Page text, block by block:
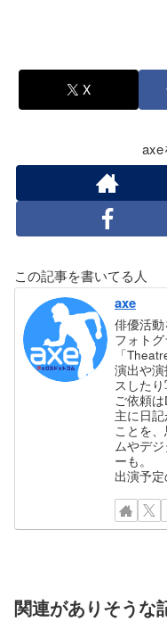
X
axe
この記事を書いてる人
axe
俳優活動
フォト
「
演出や
スしたり
ご依頼は
主に日
ことを
ムやデ
ーも。
出演予定
関連がありそうな